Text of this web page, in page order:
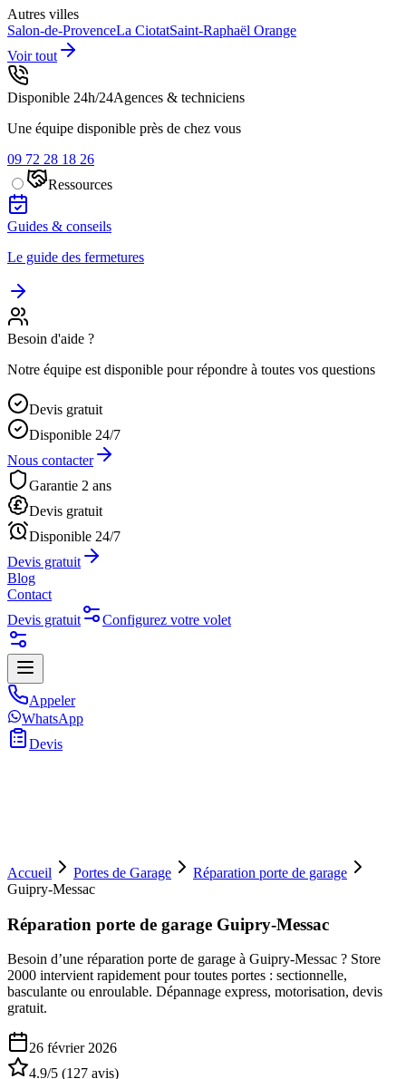
Autres villes
Salon-de-ProvenceLa CiotatSaint-Raphaël Orange
Voir tout
Disponible 24h/24Agences & techniciens
Une équipe disponible près de chez vous
09 72 28 18 26
Ressources
Guides & conseils
Le guide des fermetures
Besoin d'aide ?
Notre équipe est disponible pour répondre à toutes vos questions
Devis gratuit
Disponible 24/7
Nous contacter
Garantie 2 ans
Devis gratuit
Disponible 24/7
Devis gratuit
Blog
Contact
Devis gratuit
Configurez votre volet
Appeler
WhatsApp
Devis
Accueil Portes de Garage
Réparation porte de garage
Guipry-Messac
Réparation porte de garage Guipry-Messac
Besoin d’une réparation porte de garage à Guipry-Messac ? Store
2000 intervient rapidement pour toutes portes : sectionnelle,
basculante ou enroulable. Dépannage express, motorisation, devis
gratuit.
26 février 2026
4.9/5 (127 avis)